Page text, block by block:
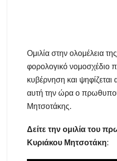
Ομιλία στην ολομέλεια
φορολογικό νομοσχέδιο
κυβέρνηση και ψηφίζεται
αυτή την ώρα ο
Μητσοτάκης.
Δείτε την ομιλία του
Κυριάκου Μητσοτάκη: